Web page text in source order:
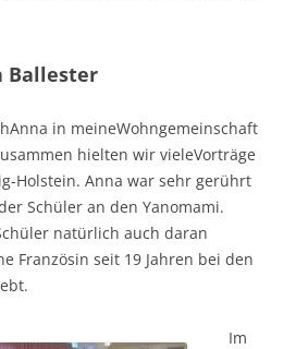
Ballester
in meineWohngemeinschaft
hielten wir vieleVorträge
Holstein. Anna war sehr gerührt
Schüler an den Yanomami.
natürlich auch daran
Französin seit 19 Jahren bei den
Im